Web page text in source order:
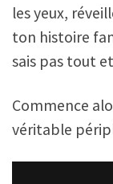
les yeux,
ton histoire
sais pas tout
Commence
véritable